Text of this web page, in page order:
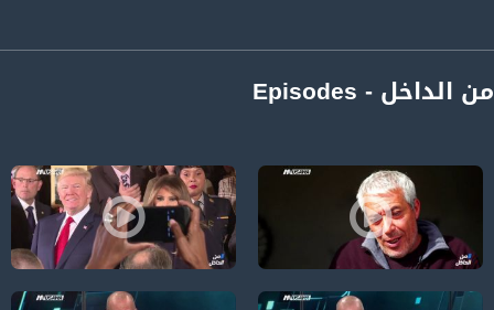
من الداخل - Episodes
مقتل يارا أيوب؛ أسباب العنف والجريمة في المجتمع العربي-الكاملة،من الداخل -1-12-2018-
ترامب يعلن الحرب ضد